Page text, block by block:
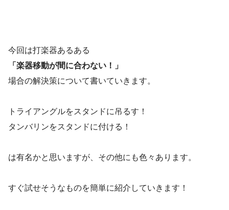
今回は打楽器あるある
「楽器移動が間に合わない！」
場合の解決策について書いていきます。
トライアングルをスタンドに吊るす！
タンバリンをスタンドに付ける！
は有名かと思いますが、その他にも色々あります。
すぐ試せそうなものを簡単に紹介していきます！